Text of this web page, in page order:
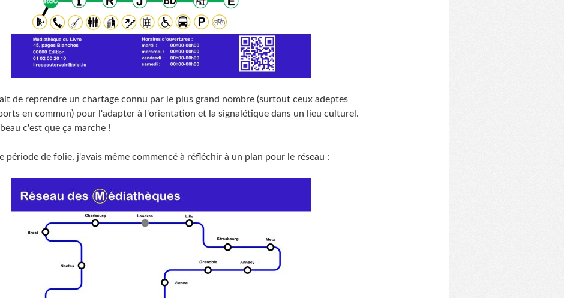
de reprendre un chartage connu par le plus grand nombre (surtout ceux adeptes
en commun) pour l'adapter à l'orientation et la signalétique dans un lieu culturel.
c'est que ça marche !
période de folie, j'avais même commencé à réfléchir à un plan pour le réseau :